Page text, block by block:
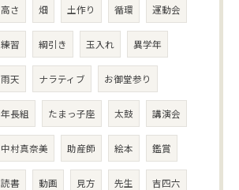
高さ 畑 土作り 循環 運動会
練習 綱引き 玉入れ 異学年
雨天 ナラティブ お御堂参り
年長組 たまっ子座 太鼓 講演会
中村真奈美 助産師 絵本 鑑賞
読書 動画 見方 先生 吉四六